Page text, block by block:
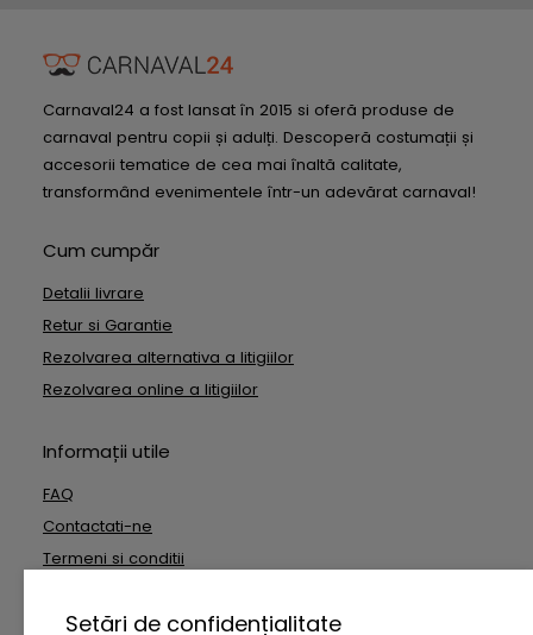
Setări de confidențialitate
Carnaval24 a fost lansat în 2015 si oferă produse de
carnaval pentru copii și adulți. Descoperă costumații și
accesorii tematice de cea mai înaltă calitate,
transformând evenimentele într-un adevărat carnaval!
Cum cumpăr
Detalii livrare
Retur si Garantie
Rezolvarea alternativa a litigiilor
Rezolvarea online a litigiilor
Informații utile
FAQ
Contactati-ne
Termeni si conditii